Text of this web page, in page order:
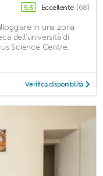
9,6 Eccellente (68)
in una zona
dell'università di
Science Centre.
Verifica disponibilità